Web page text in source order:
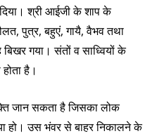
श्री आईजी के शाप के
पुत्र, बहुएं, गायै, वैभव तथा
गया। संतों व साध्वियों के
है।
जान सकता है जिसका लोक
हो। उस भंवर से बाहर निकालने के